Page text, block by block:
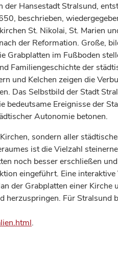
Hansestadt Stralsund,
beschrieben,
St. Nikolai, St. Marien
der Reformation. Große,
Grabplatten im Fußboden
Familiengeschichte der
und Kelchen zeigen die
Das Selbstbild der Stadt
bedeutsame Ereignisse der
Autonomie betonen.
sondern aller
ist die Vielzahl
noch besser erschließen
eingeführt. Eine
der Grabplatten einer Kirche
herzuspringen. Für Stralsund
.